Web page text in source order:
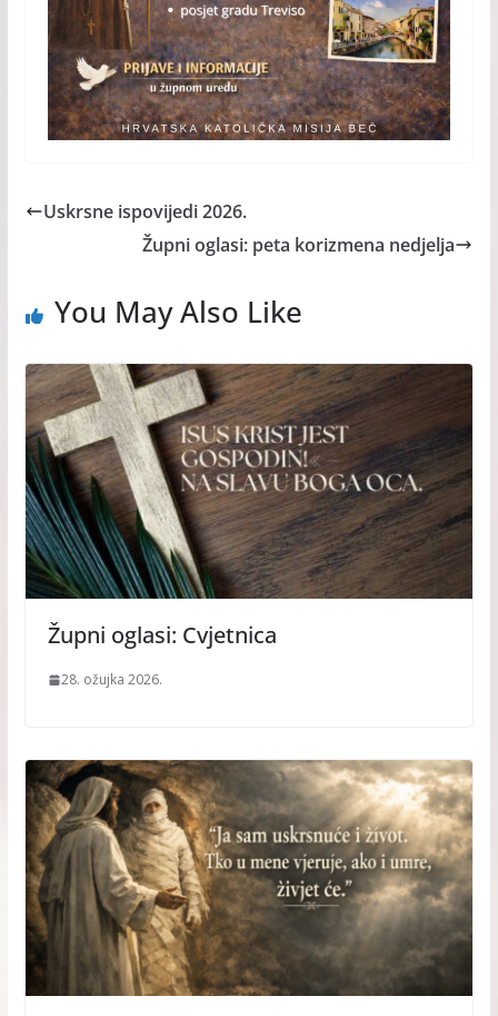
Uskrsne ispovijedi 2026.
Župni oglasi: peta korizmena nedjelja
You May Also Like
Župni oglasi: Cvjetnica
28. ožujka 2026.